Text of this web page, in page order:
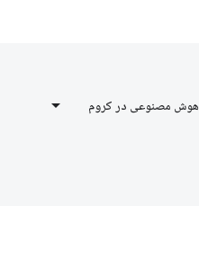
هوش مصنوعی در کروم